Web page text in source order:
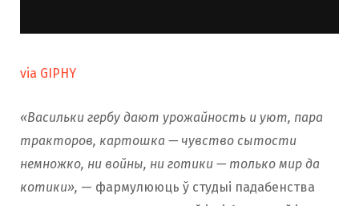
via GIPHY
«Васильки гербу дают урожайность и уют, пара
тракторов, картошка — чувство сытости
немножко, ни войны, ни готики — только мир да
котики», — фармулююць ў студыі падабенства